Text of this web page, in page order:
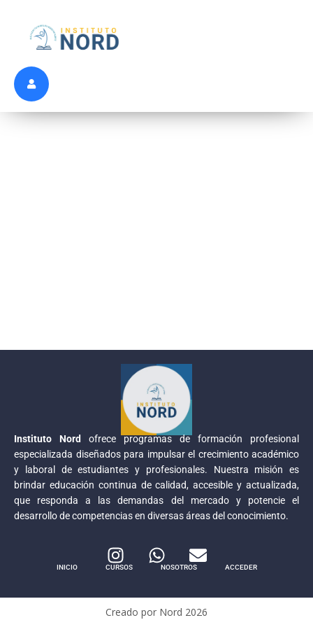
Instituto Nord
ofrece programas de formación profesional
especializada diseñados para impulsar el crecimiento académico
y laboral de estudiantes y profesionales. Nuestra misión es
brindar educación continua de calidad, accesible y actualizada,
que responda a las demandas del mercado y potencie el
desarrollo de competencias en diversas áreas del conocimiento.
INICIO CURSOS NOSOTROS ACCEDER
Creado por Nord 2026